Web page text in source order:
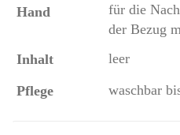
Hand
für die
der Bezug
Inhalt
leer
Pflege waschbar